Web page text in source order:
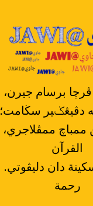
ڤرچا برسام جيرن
دڤيڠݢير سڬامت؛
،کومڤولن ممباچ ممڤلاجري
القرآن
.تورون سکينة دان دليڤوتي
رحمة